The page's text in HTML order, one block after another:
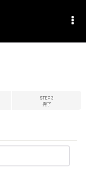
STEP 3
完了